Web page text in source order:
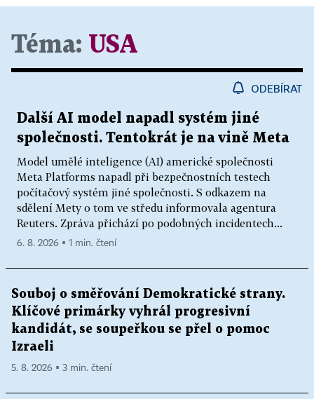
Téma: USA
ODEBÍRAT
Další AI model napadl systém jiné
společnosti. Tentokrát je na vině Meta
Model umělé inteligence (AI) americké společnosti
Meta Platforms napadl při bezpečnostních testech
počítačový systém jiné společnosti. S odkazem na
sdělení Mety o tom ve středu informovala agentura
Reuters. Zpráva přichází po podobných incidentech...
6. 8. 2026 ▪ 1 min. čtení
Souboj o směřování Demokratické strany.
Klíčové primárky vyhrál progresivní
kandidát, se soupeřkou se přel o pomoc
Izraeli
5. 8. 2026 ▪ 3 min. čtení